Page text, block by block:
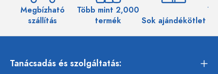
Megbízható
szállítás
Több mint 2,000
termék
Sok ajándékötlet
Tanácsadás és szolgáltatás: